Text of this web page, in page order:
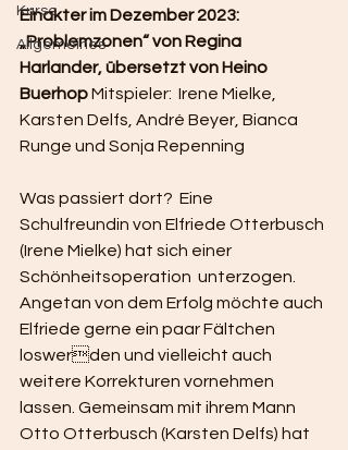
Kurse
Allgemeines
Einakter im Dezember 2023:
„Problemzonen“ von Regina
Harlander, übersetzt von Heino
Buerhop Mitspieler:  Irene Mielke,
Karsten Delfs, André Beyer, Bianca
Runge und Sonja Repenning
Was passiert dort?  Eine
Schulfreundin von Elfriede Otterbusch
(Irene Mielke) hat sich einer
Schönheitsoperation  unterzogen.
Angetan von dem Erfolg möchte auch
Elfriede gerne ein paar Fältchen
loswerden und vielleicht auch
weitere Korrekturen vornehmen
lassen. Gemeinsam mit ihrem Mann
Otto Otterbusch (Karsten Delfs) hat